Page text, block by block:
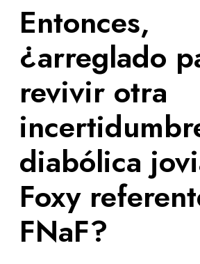
Entonces,
¿arreglado
revivir otra
diabólica
Foxy
FNaF?